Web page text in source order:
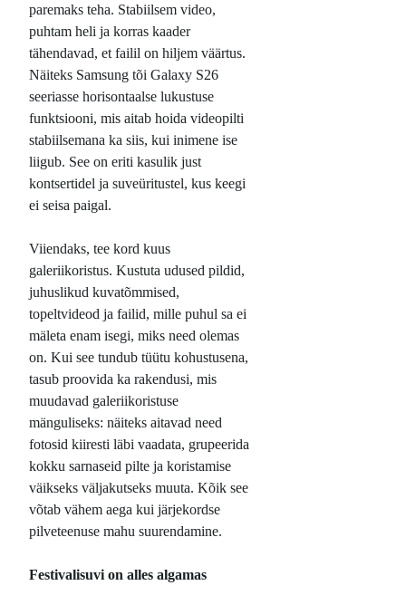
paremaks teha. Stabiilsem video,
puhtam heli ja korras kaader
tähendavad, et failil on hiljem väärtus.
Näiteks Samsung tõi Galaxy S26
seeriasse horisontaalse lukustuse
funktsiooni, mis aitab hoida videopilti
stabiilsemana ka siis, kui inimene ise
liigub. See on eriti kasulik just
kontsertidel ja suveüritustel, kus keegi
ei seisa paigal.
Viiendaks, tee kord kuus
galeriikoristus. Kustuta udused pildid,
juhuslikud kuvatõmmised,
topeltvideod ja failid, mille puhul sa ei
mäleta enam isegi, miks need olemas
on. Kui see tundub tüütu kohustusena,
tasub proovida ka rakendusi, mis
muudavad galeriikoristuse
mänguliseks: näiteks aitavad need
fotosid kiiresti läbi vaadata, grupeerida
kokku sarnaseid pilte ja koristamise
väikseks väljakutseks muuta. Kõik see
võtab vähem aega kui järjekordse
pilveteenuse mahu suurendamine.
Festivalisuvi on alles algamas